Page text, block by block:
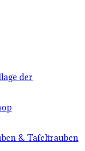
der
& Tafeltrauben